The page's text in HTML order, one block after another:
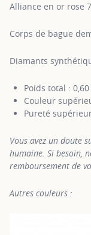
Alliance en or rose
Corps de bague
Diamants
Poids total :
Couleur
Pureté
Vous avez un doute
humaine. Si besoin,
remboursement de
Autres couleurs :